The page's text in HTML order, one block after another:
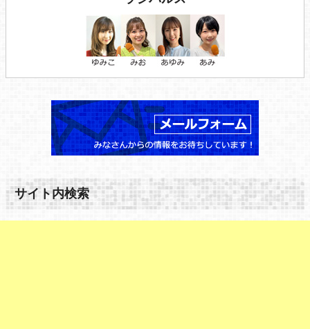
サイト内検索